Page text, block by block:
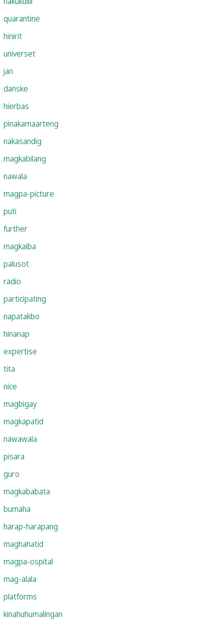
quarantine
hinirit
universet
jan
danske
hierbas
pinakamaarteng
nakasandig
magkabilang
nawala
magpa-picture
puti
further
magkaiba
palusot
radio
participating
napatakbo
hinanap
expertise
tita
nice
magbigay
magkapatid
nawawala
pisara
guro
magkababata
bumaha
harap-harapang
maghahatid
magpa-ospital
mag-alala
platforms
kinahuhumalingan